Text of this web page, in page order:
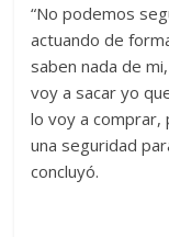
“No podemos
actuando de
saben nada de
voy a sacar yo
lo voy a comprar,
una seguridad
concluyó.